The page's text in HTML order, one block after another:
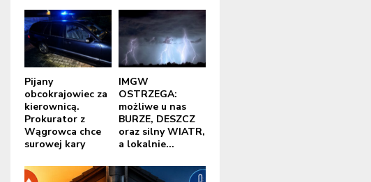
Pijany
obcokrajowiec za
kierownicą.
Prokurator z
Wągrowca chce
surowej kary
IMGW
OSTRZEGA:
możliwe u nas
BURZE, DESZCZ
oraz silny WIATR,
a lokalnie...